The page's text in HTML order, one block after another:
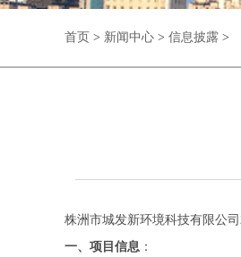
首页 > 新闻中心 > 信息披露 >
株洲市城发新环境科技有限公
一、项目信息 ：